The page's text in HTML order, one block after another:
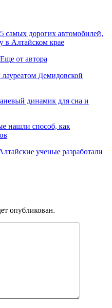
дорогих автомобилей,
в Алтайском крае
Еще от автора
Демидовской
динамик для сна и
нашли способ, как
ученые разработали
опубликован.